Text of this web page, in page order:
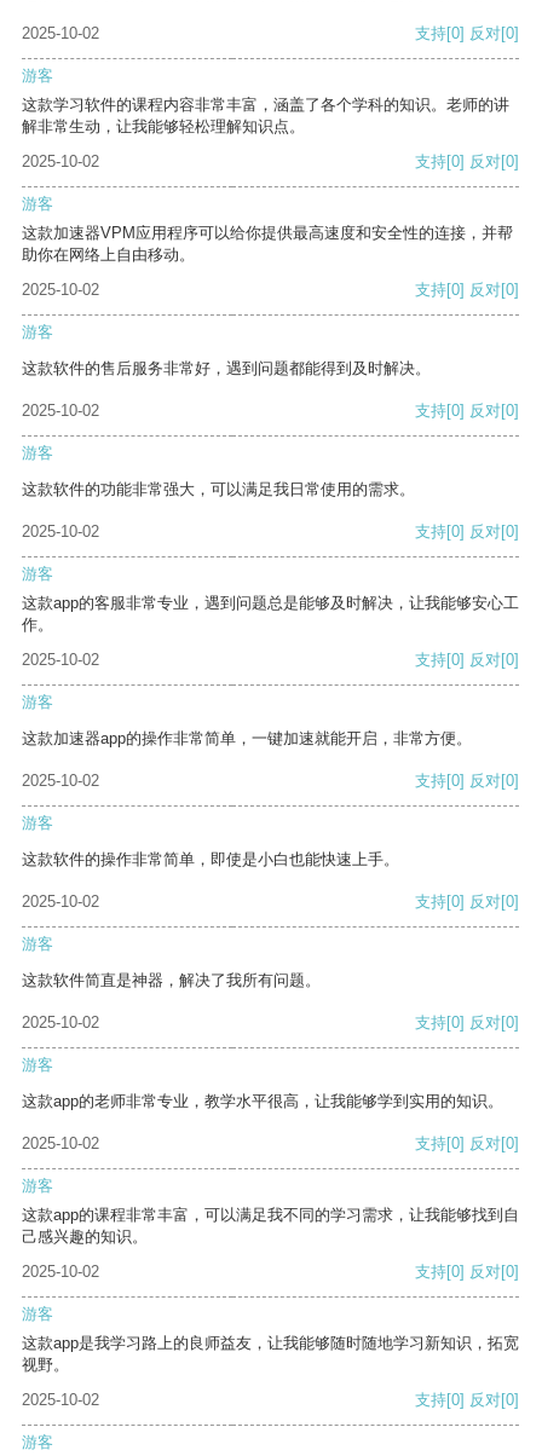
2025-10-02 支持[0] 反对[0]
游客
这款学习软件的课程内容非常丰富，涵盖了各个学科的知识。老师的讲
解非常生动，让我能够轻松理解知识点。
2025-10-02
支持[0] 反对[0]
游客
这款加速器VPM应用程序可以给你提供最高速度和安全性的连接，并帮
助你在网络上自由移动。
2025-10-02
支持[0] 反对[0]
游客
这款软件的售后服务非常好，遇到问题都能得到及时解决。
2025-10-02 支持[0] 反对[0]
游客
这款软件的功能非常强大，可以满足我日常使用的需求。
2025-10-02 支持[0] 反对[0]
游客
这款app的客服非常专业，遇到问题总是能够及时解决，让我能够安心工
作。
2025-10-02
支持[0] 反对[0]
游客
这款加速器app的操作非常简单，一键加速就能开启，非常方便。
2025-10-02 支持[0] 反对[0]
游客
这款软件的操作非常简单，即使是小白也能快速上手。
2025-10-02 支持[0] 反对[0]
游客
这款软件简直是神器，解决了我所有问题。
2025-10-02 支持[0] 反对[0]
游客
这款app的老师非常专业，教学水平很高，让我能够学到实用的知识。
2025-10-02 支持[0] 反对[0]
游客
这款app的课程非常丰富，可以满足我不同的学习需求，让我能够找到自
己感兴趣的知识。
2025-10-02
支持[0] 反对[0]
游客
这款app是我学习路上的良师益友，让我能够随时随地学习新知识，拓宽
视野。
2025-10-02
支持[0] 反对[0]
游客